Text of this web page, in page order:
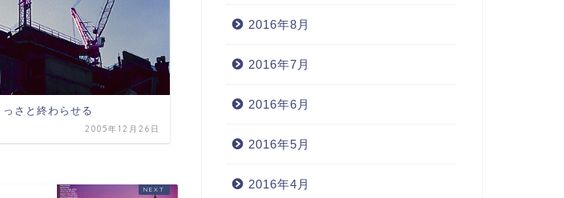
っさと終わらせる
2005年12月26日
2016年8月
2016年7月
2016年6月
2016年5月
2016年4月